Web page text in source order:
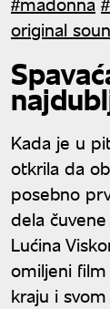
original
Kada je u
otkrila da
posebno
dela
Lućina
omiljeni
kraju i